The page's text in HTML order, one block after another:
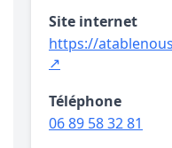
Site internet
https://
↗
Téléphone
06 89 58 32 81